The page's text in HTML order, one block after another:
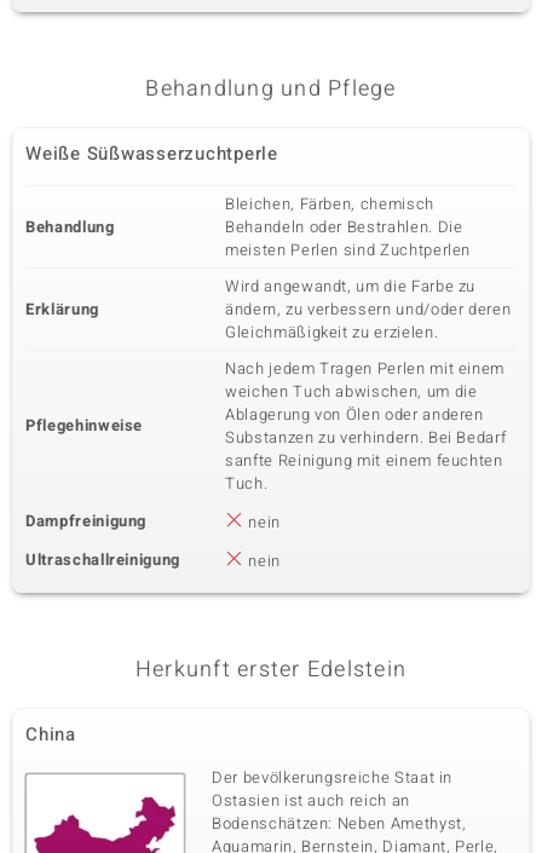
Behandlung und Pflege
Weiße Süßwasserzuchtperle
Behandlung
Bleichen, Färben, chemisch
Behandeln oder Bestrahlen. Die
meisten Perlen sind Zuchtperlen
Erklärung
Wird angewandt, um die Farbe zu
ändern, zu verbessern und/oder deren
Gleichmäßigkeit zu erzielen.
Pflegehinweise
Nach jedem Tragen Perlen mit einem
weichen Tuch abwischen, um die
Ablagerung von Ölen oder anderen
Substanzen zu verhindern. Bei Bedarf
sanfte Reinigung mit einem feuchten
Tuch.
Dampfreinigung
nein
Ultraschallreinigung
nein
Herkunft erster Edelstein
China
Der bevölkerungsreiche Staat in
Ostasien ist auch reich an
Bodenschätzen: Neben Amethyst,
Aquamarin, Bernstein, Diamant, Perle,